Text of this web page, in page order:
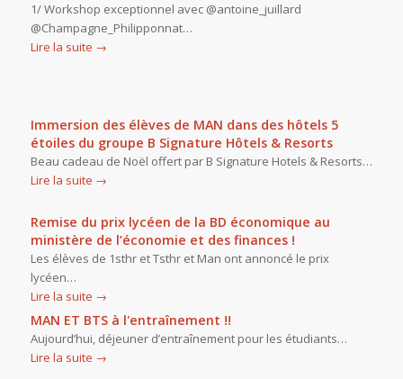
1/ Workshop exceptionnel avec @antoine_juillard
@Champagne_Philipponnat…
Lire la suite →
Immersion des élèves de MAN dans des hôtels 5
étoiles du groupe B Signature Hôtels & Resorts
Beau cadeau de Noël offert par B Signature Hotels & Resorts…
Lire la suite →
Remise du prix lycéen de la BD économique au
ministère de l’économie et des finances !
Les élèves de 1sthr et Tsthr et Man ont annoncé le prix
lycéen…
Lire la suite →
MAN ET BTS à l'entraînement !!
Aujourd’hui, déjeuner d’entraînement pour les étudiants…
Lire la suite →